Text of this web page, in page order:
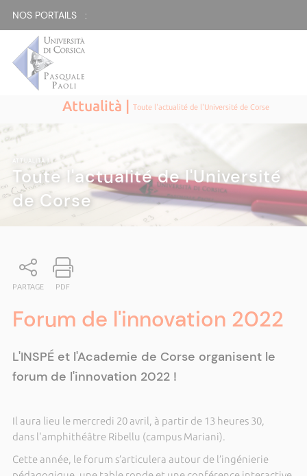
NOS PORTAILS :
Attualità |Toute l'actualité de l'Université de Corse
ATTUALITÀ|
Toute l'actualité de l'Université
de Corse
PARTAGE PDF
Forum de l'innovation 2022
L'INSPÉ et l'Academie de Corse organisent le
forum de l'innovation 2022 !
Il aura lieu le mercredi 20 avril, à partir de 13 heures 30,
dans l'amphithéâtre Ribellu (campus Mariani).
Cette année, le forum s’articulera autour de l’ingénierie